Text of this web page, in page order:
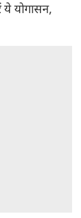
ये योगासन,